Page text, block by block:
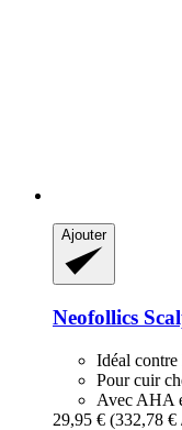
Ajouter
Neofollics
Idéal
Pour cuir
Avec AHA
29,95 € (332,78 €